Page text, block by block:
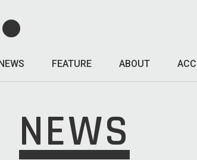
FEATURE ABOUT
NEWS